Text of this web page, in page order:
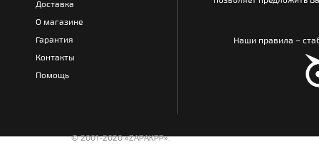
Доставка
О магазине
Гарантия
Контакты
Помощь
Наши правила –
© 2001-2020 «ZAPAKPP».